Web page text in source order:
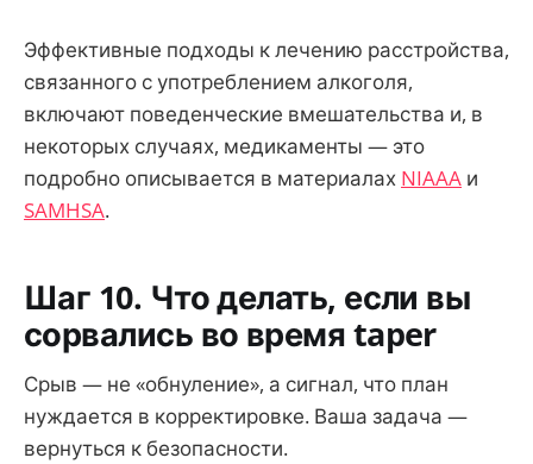
Эффективные подходы к лечению расстройства,
связанного с употреблением алкоголя,
включают поведенческие вмешательства и, в
некоторых случаях, медикаменты — это
подробно описывается в материалах NIAAA и
SAMHSA.
Шаг 10. Что делать, если вы
сорвались во время taper
Срыв — не «обнуление», а сигнал, что план
нуждается в корректировке. Ваша задача —
вернуться к безопасности.